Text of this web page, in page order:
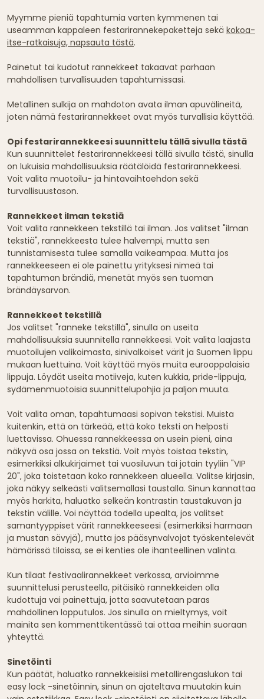
Myymme pieniä tapahtumia varten kymmenen tai
useamman kappaleen festarirannekepaketteja sekä kokoa-
itse-ratkaisuja, napsauta tästä.
Painetut tai kudotut rannekkeet takaavat parhaan
mahdollisen turvallisuuden tapahtumissasi.
Metallinen sulkija on mahdoton avata ilman apuvälineitä,
joten nämä festarirannekkeet ovat myös turvallisia käyttää.
Opi festarirannekkeesi suunnittelu tällä sivulla tästä
Kun suunnittelet festarirannekkeesi tällä sivulla tästä, sinulla
on lukuisia mahdollisuuksia räätälöidä festarirannekkeesi.
Voit valita muotoilu- ja hintavaihtoehdon sekä
turvallisuustason.
Rannekkeet ilman tekstiä
Voit valita rannekkeen tekstillä tai ilman. Jos valitset "ilman
tekstiä", rannekkeesta tulee halvempi, mutta sen
tunnistamisesta tulee samalla vaikeampaa. Mutta jos
rannekkeeseen ei ole painettu yrityksesi nimeä tai
tapahtuman brändiä, menetät myös sen tuoman
brändäysarvon.
Rannekkeet tekstillä
Jos valitset "ranneke tekstillä", sinulla on useita
mahdollisuuksia suunnitella rannekkeesi. Voit valita laajasta
muotoilujen valikoimasta, sinivalkoiset värit ja Suomen lippu
mukaan luettuina. Voit käyttää myös muita eurooppalaisia
lippuja. Löydät useita motiiveja, kuten kukkia, pride-lippuja,
sydämenmuotoisia suunnittelupohjia ja paljon muuta.
Voit valita oman, tapahtumaasi sopivan tekstisi. Muista
kuitenkin, että on tärkeää, että koko teksti on helposti
luettavissa. Ohuessa rannekkeessa on usein pieni, aina
näkyvä osa jossa on tekstiä. Voit myös toistaa tekstin,
esimerkiksi alkukirjaimet tai vuosiluvun tai jotain tyyliin "VIP
20", joka toistetaan koko rannekkeen alueella. Valitse kirjasin,
joka näkyy selkeästi valitsemallasi taustalla. Sinun kannattaa
myös harkita, haluatko selkeän kontrastin taustakuvan ja
tekstin välille. Voi näyttää todella upealta, jos valitset
samantyyppiset värit rannekkeeseesi (esimerkiksi harmaan
ja mustan sävyjä), mutta jos pääsynvalvojat työskentelevät
hämärissä tiloissa, se ei kenties ole ihanteellinen valinta.
Kun tilaat festivaalirannekkeet verkossa, arvioimme
suunnittelusi perusteella, pitäisikö rannekkeiden olla
kudottuja vai painettuja, jotta saavutetaan paras
mahdollinen lopputulos. Jos sinulla on mieltymys, voit
mainita sen kommenttikentässä tai ottaa meihin suoraan
yhteyttä.
Sinetöinti
Kun päätät, haluatko rannekkeisiisi metallirengaslukon tai
easy lock -sinetöinnin, sinun on ajateltava muutakin kuin